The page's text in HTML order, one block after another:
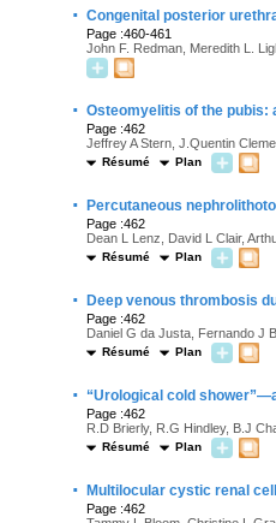
· Congenital posterior
Page :460-461
John F. Redman, Meredith L.
· Osteomyelitis of the pubis:
Page :462
Jeffrey A Stern, J.Quentin
Résumé Plan
· Percutaneous
Page :462
Dean L Lenz, David L Clair,
Résumé Plan
· Deep venous thrombosis
Page :462
Daniel G da Justa, Fernando J
Résumé Plan
· “Urological cold
Page :462
R.D Brierly, R.G Hindley, B.J
Résumé Plan
· Multilocular cystic renal
Page :462